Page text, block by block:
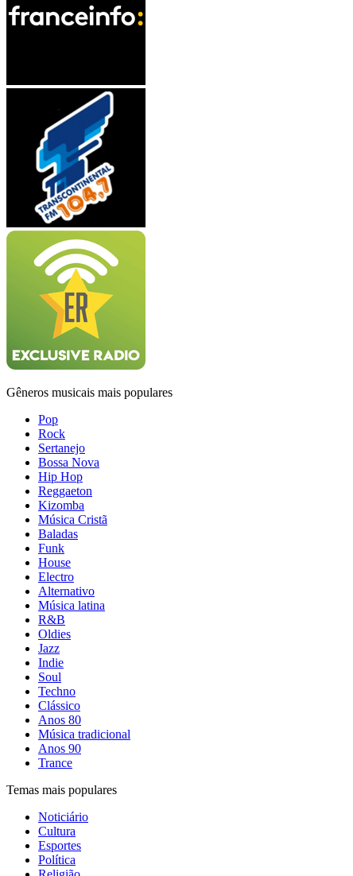
Gêneros musicais mais populares
Pop
Rock
Sertanejo
Bossa Nova
Hip Hop
Reggaeton
Kizomba
Música Cristã
Baladas
Funk
House
Electro
Alternativo
Música latina
R&B
Oldies
Jazz
Indie
Soul
Techno
Clássico
Anos 80
Música tradicional
Anos 90
Trance
Temas mais populares
Noticiário
Cultura
Esportes
Política